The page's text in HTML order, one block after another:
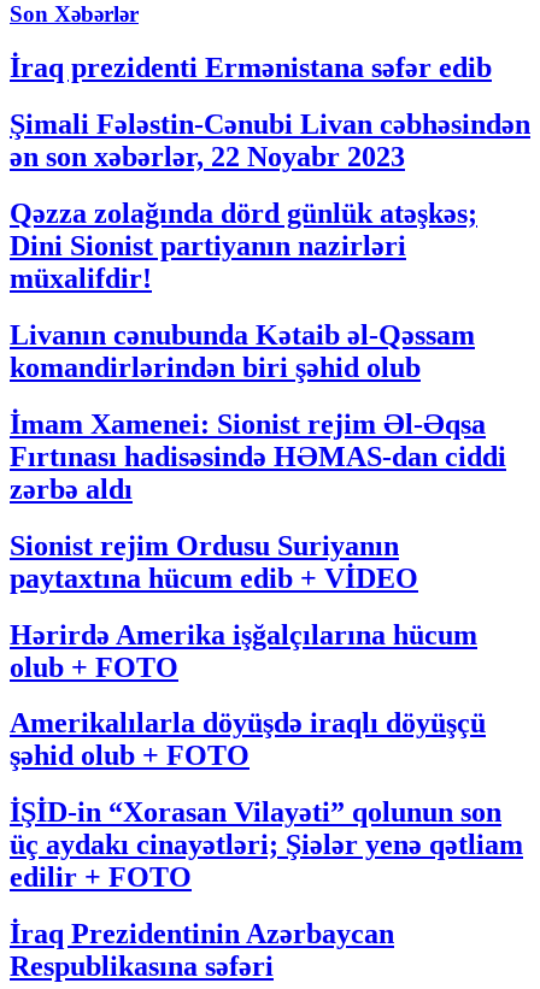
Son Xəbərlər
İraq prezidenti Ermənistana səfər edib
Şimali Fələstin-Cənubi Livan cəbhəsindən
ən son xəbərlər, 22 Noyabr 2023
Qəzza zolağında dörd günlük atəşkəs;
Dini Sionist partiyanın nazirləri
müxalifdir!
Livanın cənubunda Kətaib əl-Qəssam
komandirlərindən biri şəhid olub
İmam Xamenei: Sionist rejim Əl-Əqsa
Fırtınası hadisəsində HƏMAS-dan ciddi
zərbə aldı
Sionist rejim Ordusu Suriyanın
paytaxtına hücum edib + VİDEO
Hərirdə Amerika işğalçılarına hücum
olub + FOTO
Amerikalılarla döyüşdə iraqlı döyüşçü
şəhid olub + FOTO
İŞİD-in “Xorasan Vilayəti” qolunun son
üç aydakı cinayətləri; Şiələr yenə qətliam
edilir + FOTO
İraq Prezidentinin Azərbaycan
Respublikasına səfəri